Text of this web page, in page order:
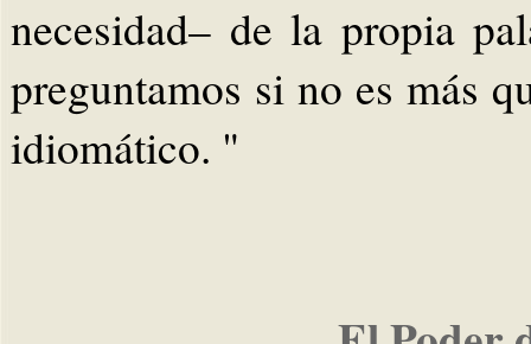
necesidad– de la propia
preguntamos si no es más
idiomático. "